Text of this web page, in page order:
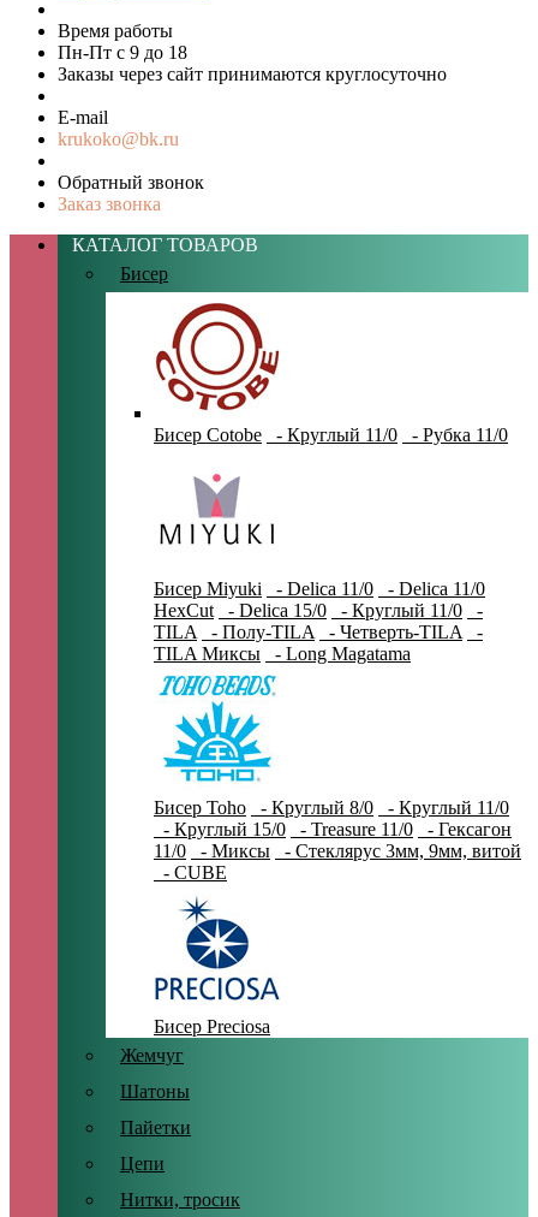
Время работы
Пн-Пт с 9 до 18
Заказы через сайт принимаются круглосуточно
E-mail
krukoko@bk.ru
Обратный звонок
Заказ звонка
КАТАЛОГ ТОВАРОВ
Бисер
Бисер Cotobe - Круглый 11/0 - Рубка 11/0
Бисер Miyuki - Delica 11/0
- Delica 11/0
HexCut
- Delica 15/0 - Круглый 11/0
-
TILA
- Полу-TILA - Четверть-TILA
-
TILA Миксы
- Long Magatama
Бисер Toho - Круглый 8/0
- Круглый 11/0
- Круглый 15/0
- Treasure 11/0
- Гексагон
11/0
- Миксы
- Стеклярус 3мм, 9мм, витой
- CUBE
Бисер Preciosa
Жемчуг
Шатоны
Пайетки
Цепи
Нитки, тросик